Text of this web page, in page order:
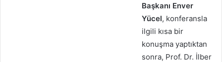
Başkanı Enver
Yücel, konferansla
ilgili kısa bir
konuşma yaptıktan
sonra, Prof. Dr. İlber